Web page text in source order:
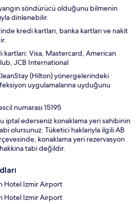
söndürücü olduğunu bilmenin
dinlenebilir.
kredi kartları, banka kartları ve nakit
kartları: Visa, Mastercard, American
JCB International
(Hilton) yönergelerindeki
uygulamalarına uyduğunu
numarası 15195
iptal ederseniz konaklama yeri sahibinin
olursunuz. Tüketici haklarıyla ilgili AB
konaklama yeri rezervasyon
tabi değildir.
Hotel Izmir Airport
Hotel Izmir Airport